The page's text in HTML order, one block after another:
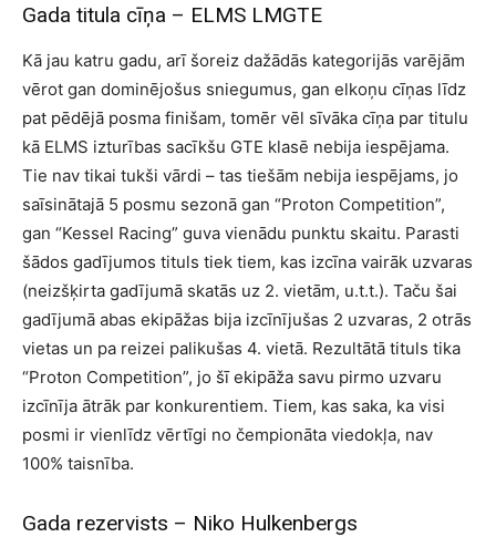
Gada titula cīņa – ELMS LMGTE
Kā jau katru gadu, arī šoreiz dažādās kategorijās varējām
vērot gan dominējošus sniegumus, gan elkoņu cīņas līdz
pat pēdējā posma finišam, tomēr vēl sīvāka cīņa par titulu
kā ELMS izturības sacīkšu GTE klasē nebija iespējama.
Tie nav tikai tukši vārdi – tas tiešām nebija iespējams, jo
saīsinātajā 5 posmu sezonā gan “Proton Competition”,
gan “Kessel Racing” guva vienādu punktu skaitu. Parasti
šādos gadījumos tituls tiek tiem, kas izcīna vairāk uzvaras
(neizšķirta gadījumā skatās uz 2. vietām, u.t.t.). Taču šai
gadījumā abas ekipāžas bija izcīnījušas 2 uzvaras, 2 otrās
vietas un pa reizei palikušas 4. vietā. Rezultātā tituls tika
“Proton Competition”, jo šī ekipāža savu pirmo uzvaru
izcīnīja ātrāk par konkurentiem. Tiem, kas saka, ka visi
posmi ir vienlīdz vērtīgi no čempionāta viedokļa, nav
100% taisnība.
Gada rezervists – Niko Hulkenbergs